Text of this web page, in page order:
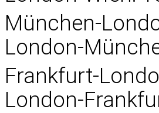
München-
London-
Frankfurt-
London-